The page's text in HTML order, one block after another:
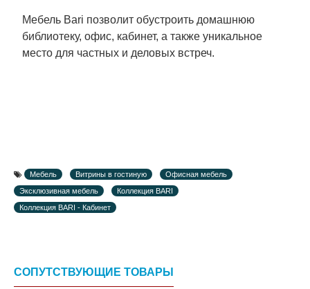
Мебель Bari позволит обустроить домашнюю
библиотеку, офис, кабинет, а также уникальное
место для частных и деловых встреч.
Мебель Витрины в гостиную
Офисная мебель
Эксклюзивная мебель
Коллекция BARI
Коллекция BARI - Кабинет
СОПУТСТВУЮЩИЕ ТОВАРЫ